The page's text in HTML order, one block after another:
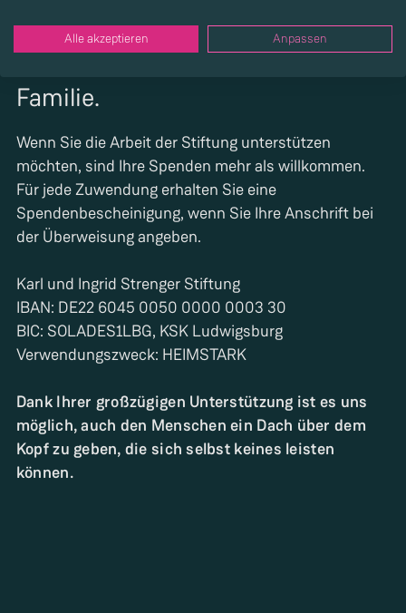
Familie.
Wenn Sie die Arbeit der Stiftung unterstützen
möchten, sind Ihre Spenden mehr als willkommen.
Für jede Zuwendung erhalten Sie eine
Spendenbescheinigung, wenn Sie Ihre Anschrift bei
der Überweisung angeben.
Karl und Ingrid Strenger Stiftung
IBAN: DE22 6045 0050 0000 0003 30
BIC: SOLADES1LBG, KSK Ludwigsburg
Verwendungszweck: HEIMSTARK
Dank Ihrer großzügigen Unterstützung ist es uns
möglich, auch den Menschen ein Dach über dem
Kopf zu geben, die sich selbst keines leisten
können.
Alle akzeptieren Anpassen